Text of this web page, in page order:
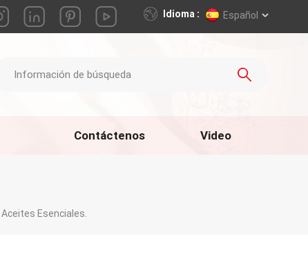
Idioma : Español
Contáctenos Video
Aceites Esenciales.